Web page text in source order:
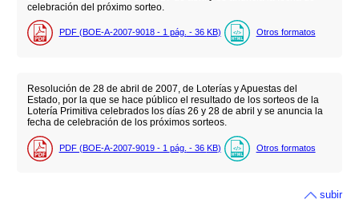
celebración del próximo sorteo.
PDF (BOE-A-2007-9018 - 1 pág. - 36 KB) Otros formatos
Resolución de 28 de abril de 2007, de Loterías y Apuestas del
Estado, por la que se hace público el resultado de los sorteos de la
Lotería Primitiva celebrados los días 26 y 28 de abril y se anuncia la
fecha de celebración de los próximos sorteos.
PDF (BOE-A-2007-9019 - 1 pág. - 36 KB) Otros formatos
subir